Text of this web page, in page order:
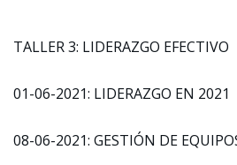
TALLER 3: LIDERAZGO EFECTIVO
01-06-2021: LIDERAZGO EN 2021
08-06-2021: GESTIÓN DE